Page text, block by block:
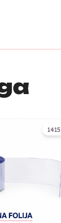
1415